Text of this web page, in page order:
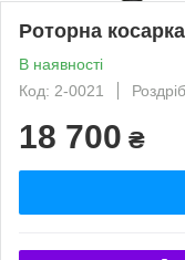
Роторна
В наявності
Код: 2-0021
Роздріб
18 700 ₴